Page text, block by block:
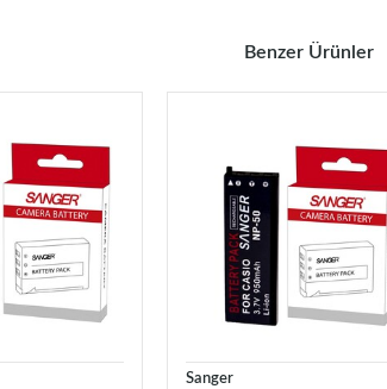
Benzer Ürünler
Sanger